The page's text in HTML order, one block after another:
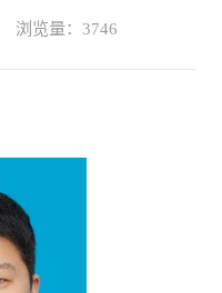
浏览量： 3746